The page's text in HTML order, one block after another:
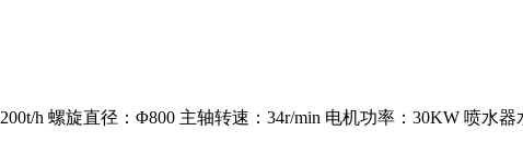
h 螺旋直径：Φ800 主轴转速：34r/min 电机功率：30KW 喷水